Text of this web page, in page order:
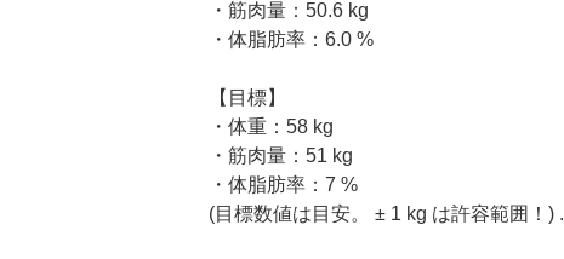
・筋肉量：50.6 kg
・体脂肪率：6.0 %
【目標】
・体重：58 kg
・筋肉量：51 kg
・体脂肪率：7 %
(目標数値は目安。 ± 1 kg は許容範囲！) .